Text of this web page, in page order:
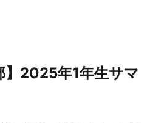
】2025年1年生サマ